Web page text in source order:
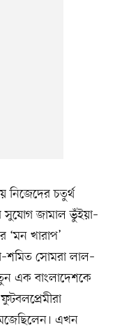
নিজেদের চতুর্থ
সুযোগ জামাল ভুঁইয়া–
‘মন খারাপ’
সোমরা লাল–
এক বাংলাদেশকে
এখন